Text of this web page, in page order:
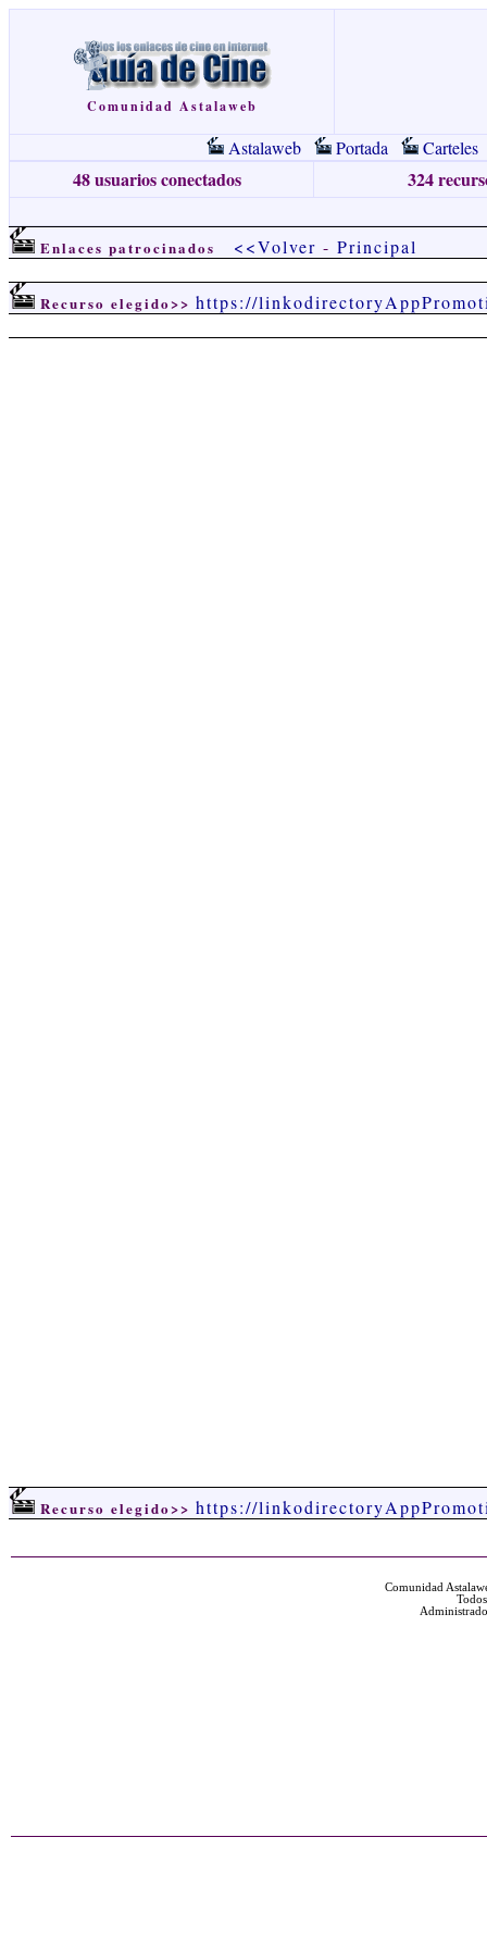
Comunidad Astalaweb
Astalaweb Portada Carteles
48 usuarios conectados 324
Enlaces patrocinados <<Volver - Principal
Recurso elegido>> https://
Recurso elegido>> https://
Comunidad